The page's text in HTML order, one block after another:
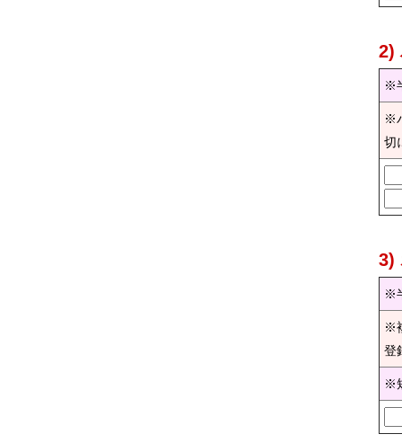
2)
※
※
切
3)
※
※
登
※